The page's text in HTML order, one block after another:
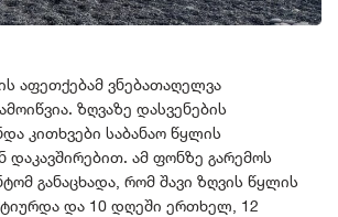
აფეთქებამ ვნებათაღელვა
ზღვაზე დასვენების
კითხვები საბანაო წყლის
დაკავშირებით. ამ ფონზე გარემოს
განაცხადა, რომ შავი ზღვის წყლის
და 10 დღეში ერთხელ, 12